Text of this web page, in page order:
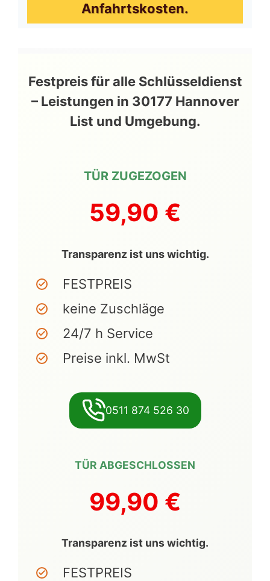
Anfahrtskosten.
Festpreis für alle Schlüsseldienst
– Leistungen in 30177 Hannover
List und Umgebung.
TÜR ZUGEZOGEN
59,90 €
Transparenz ist uns wichtig.
FESTPREIS
keine Zuschläge
24/7 h Service
Preise inkl. MwSt
0511 874 526 30
TÜR ABGESCHLOSSEN
99,90 €
Transparenz ist uns wichtig.
FESTPREIS